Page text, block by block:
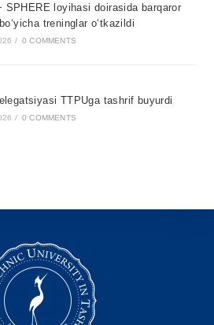
SPHERE loyihasi doirasida barqaror
treninglar o‘tkazildi
/ 0 COMMENTS
TTPUga tashrif buyurdi
/ 0 COMMENTS